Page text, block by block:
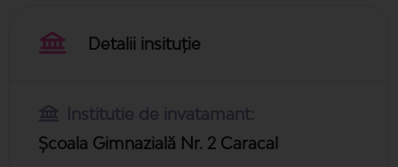
Detalii insituție
Institutie de invatamant:
Școala Gimnazială Nr. 2 Caracal